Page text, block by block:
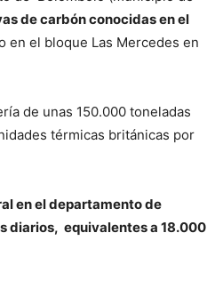
de carbón conocidas en el
en el bloque Las Mercedes en
de unas 150.000 toneladas
térmicas británicas por
en el departamento de
diarios, equivalentes a 18.000